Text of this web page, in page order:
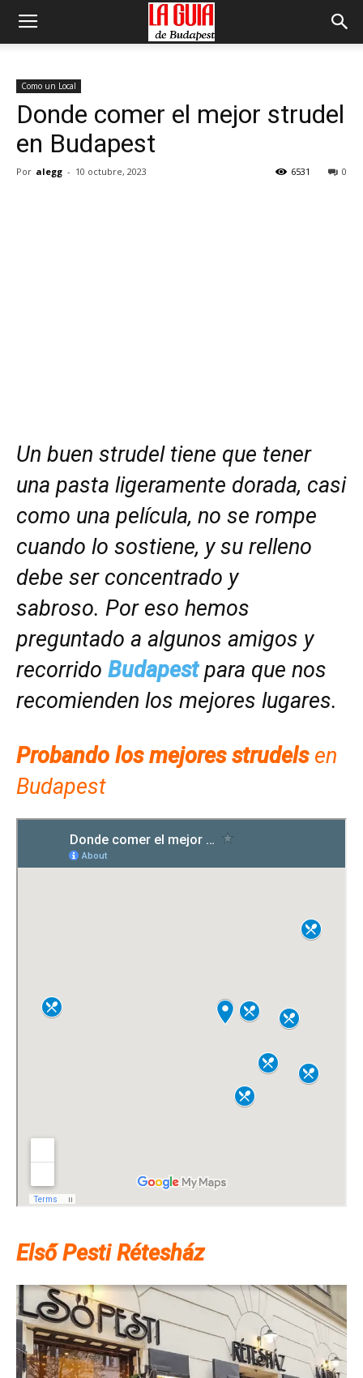
Como un Local
Donde comer el mejor strudel
en Budapest
Por alegg - 10 octubre, 2023 0
6531
Un buen strudel tiene que tener
una pasta ligeramente dorada, casi
como una película, no se rompe
cuando lo sostiene, y su relleno
debe ser concentrado y
sabroso. Por eso hemos
preguntado a algunos amigos y
recorrido Budapestpara que nos
recomienden los mejores lugares.
Probando los mejores strudelsen
Budapest
Első Pesti Rétesház